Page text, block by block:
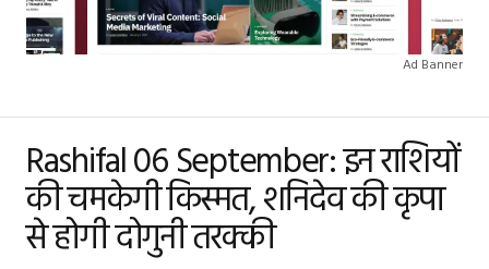
Ad Banner
Rashifal 06 September: इन राशियों
की चमकेगी किस्मत, शनिदेव की कृपा
से होगी दोगुनी तरक्की